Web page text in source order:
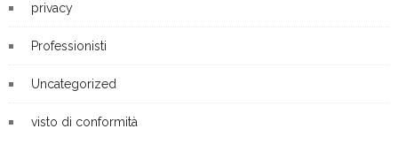
privacy
Professionisti
Uncategorized
visto di conformità